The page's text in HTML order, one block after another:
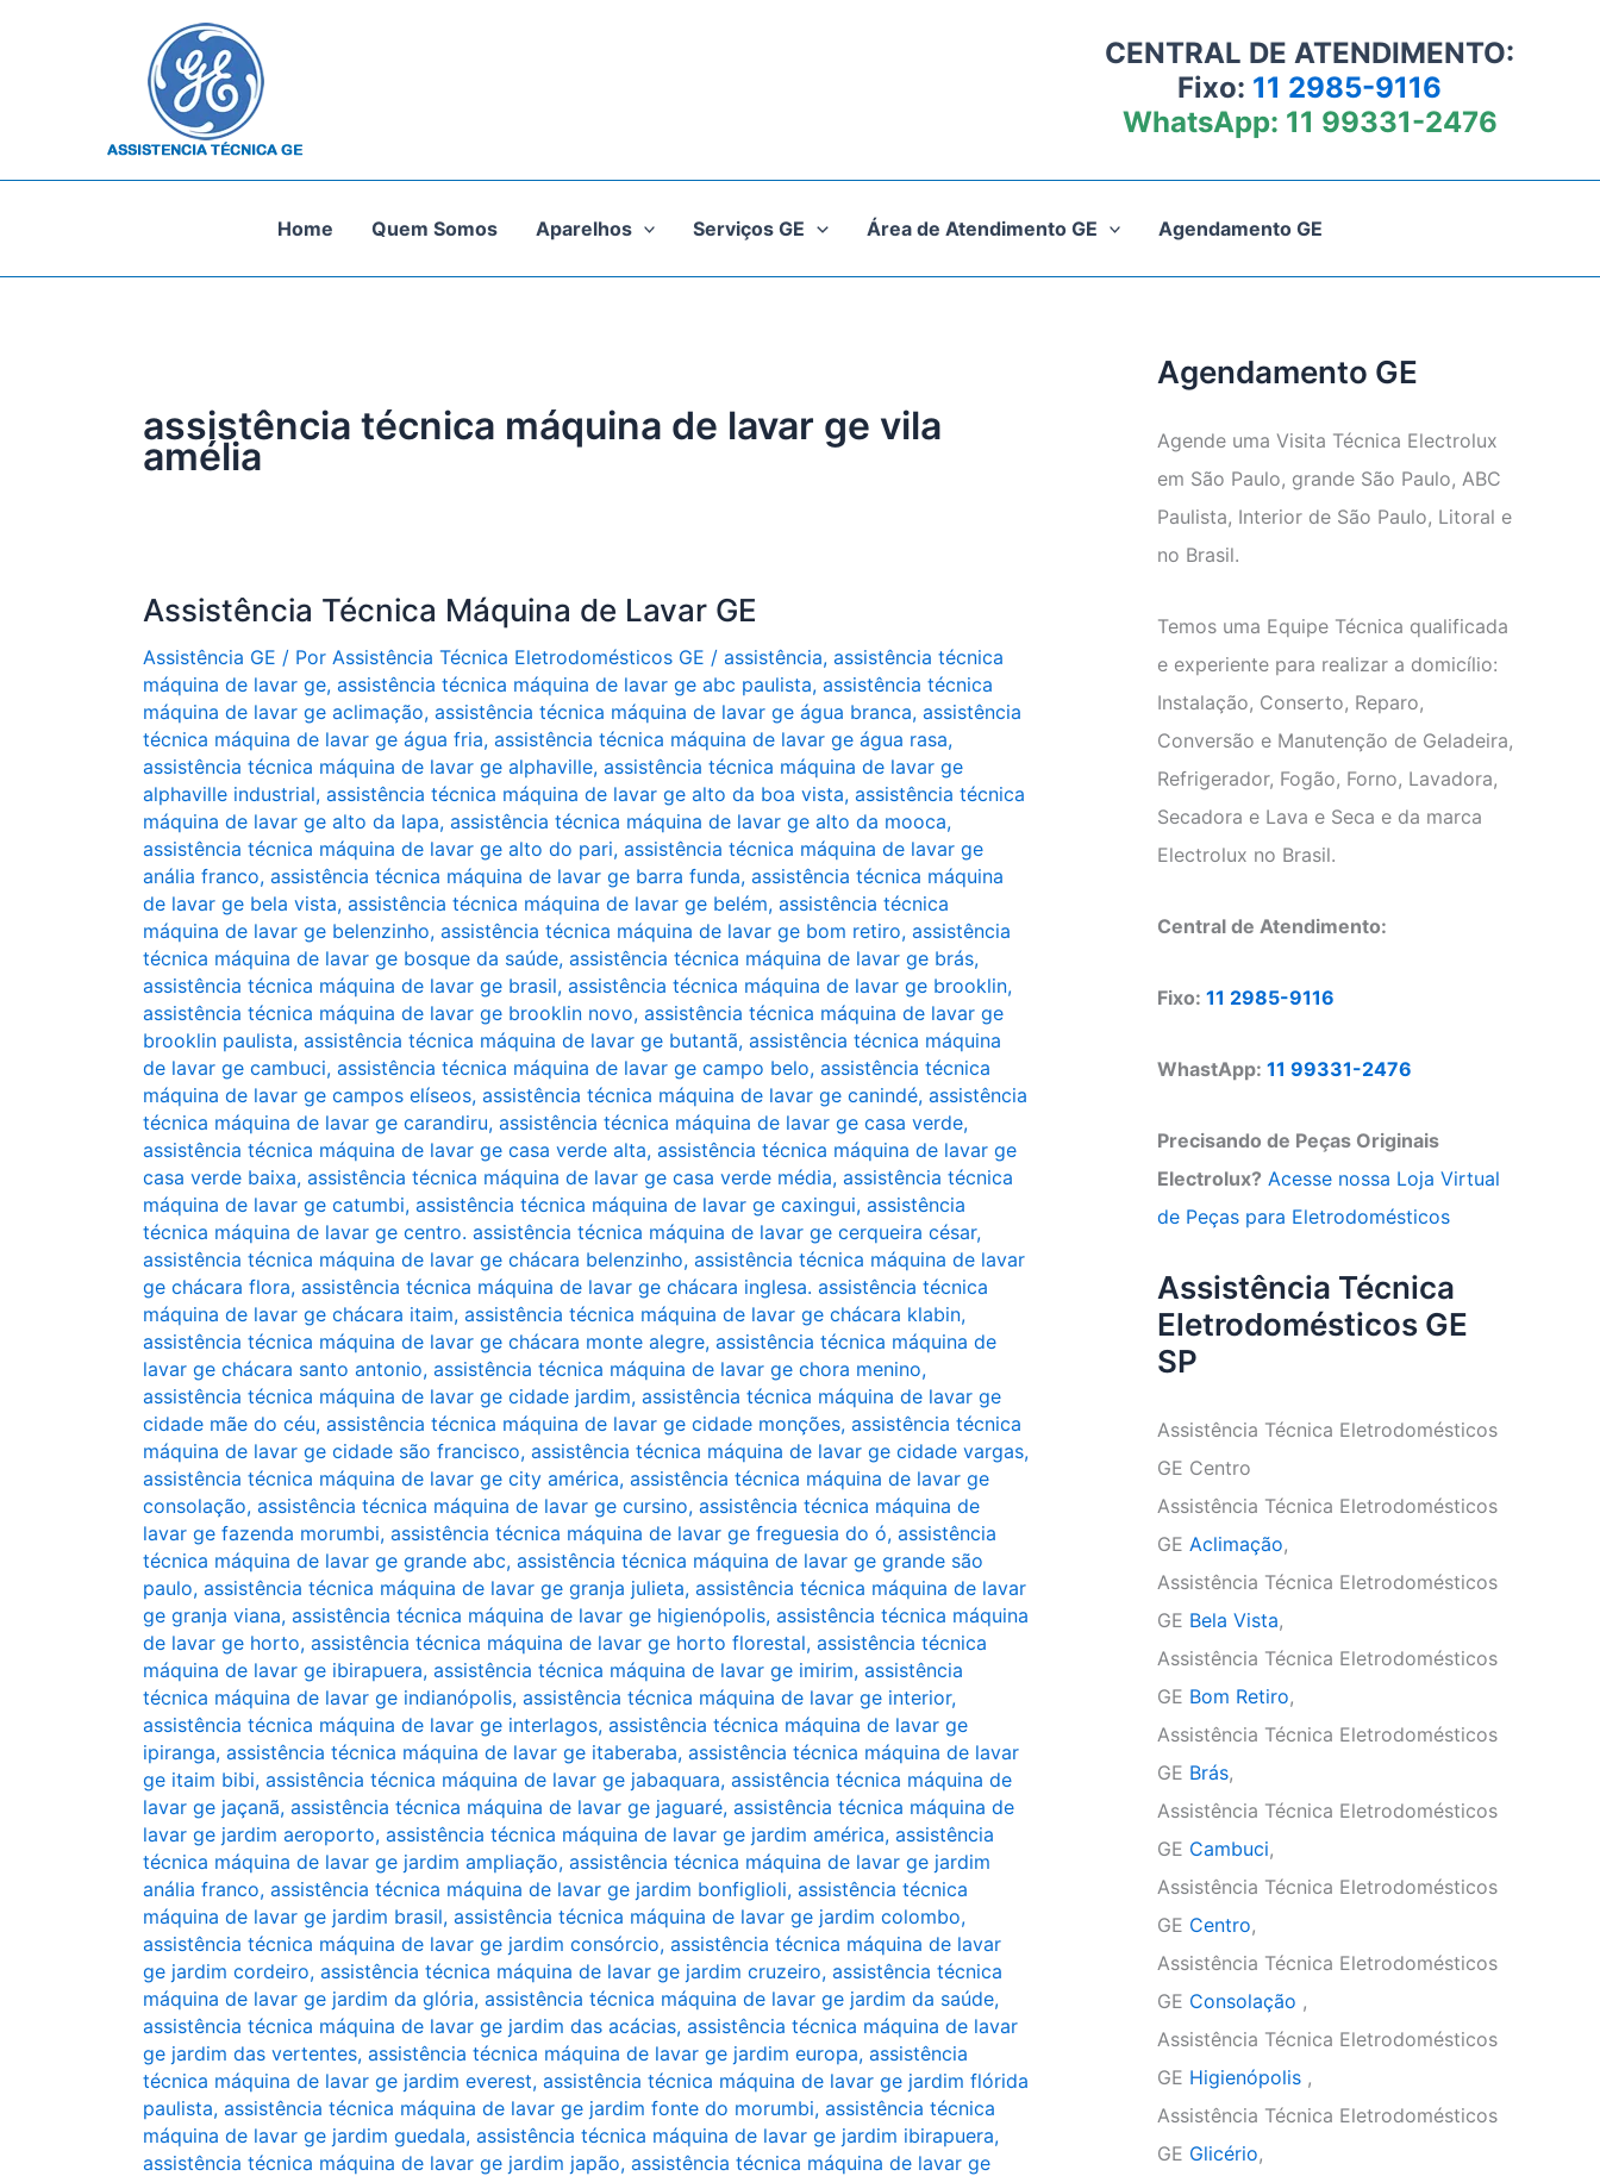
CENTRAL DE ATENDIMENTO:
Fixo: 11 2985-9116
WhatsApp: 11 99331-2476
Home Quem Somos Aparelhos Serviços GE Área de Atendimento GE Agendamento GE
assistência técnica máquina de lavar ge vila
amélia
Assistência Técnica Máquina de Lavar GE
Assistência GE / Por Assistência Técnica Eletrodomésticos GE / assistência, assistência técnica
máquina de lavar ge, assistência técnica máquina de lavar ge abc paulista, assistência técnica
máquina de lavar ge aclimação, assistência técnica máquina de lavar ge água branca, assistência
técnica máquina de lavar ge água fria, assistência técnica máquina de lavar ge água rasa,
assistência técnica máquina de lavar ge alphaville, assistência técnica máquina de lavar ge
alphaville industrial, assistência técnica máquina de lavar ge alto da boa vista, assistência técnica
máquina de lavar ge alto da lapa, assistência técnica máquina de lavar ge alto da mooca,
assistência técnica máquina de lavar ge alto do pari, assistência técnica máquina de lavar ge
anália franco, assistência técnica máquina de lavar ge barra funda, assistência técnica máquina
de lavar ge bela vista, assistência técnica máquina de lavar ge belém, assistência técnica
máquina de lavar ge belenzinho, assistência técnica máquina de lavar ge bom retiro, assistência
técnica máquina de lavar ge bosque da saúde, assistência técnica máquina de lavar ge brás,
assistência técnica máquina de lavar ge brasil, assistência técnica máquina de lavar ge brooklin,
assistência técnica máquina de lavar ge brooklin novo, assistência técnica máquina de lavar ge
brooklin paulista, assistência técnica máquina de lavar ge butantã, assistência técnica máquina
de lavar ge cambuci, assistência técnica máquina de lavar ge campo belo, assistência técnica
máquina de lavar ge campos elíseos, assistência técnica máquina de lavar ge canindé, assistência
técnica máquina de lavar ge carandiru, assistência técnica máquina de lavar ge casa verde,
assistência técnica máquina de lavar ge casa verde alta, assistência técnica máquina de lavar ge
casa verde baixa, assistência técnica máquina de lavar ge casa verde média, assistência técnica
máquina de lavar ge catumbi, assistência técnica máquina de lavar ge caxingui, assistência
técnica máquina de lavar ge centro. assistência técnica máquina de lavar ge cerqueira césar,
assistência técnica máquina de lavar ge chácara belenzinho, assistência técnica máquina de lavar
ge chácara flora, assistência técnica máquina de lavar ge chácara inglesa. assistência técnica
máquina de lavar ge chácara itaim, assistência técnica máquina de lavar ge chácara klabin,
assistência técnica máquina de lavar ge chácara monte alegre, assistência técnica máquina de
lavar ge chácara santo antonio, assistência técnica máquina de lavar ge chora menino,
assistência técnica máquina de lavar ge cidade jardim, assistência técnica máquina de lavar ge
cidade mãe do céu, assistência técnica máquina de lavar ge cidade monções, assistência técnica
máquina de lavar ge cidade são francisco, assistência técnica máquina de lavar ge cidade vargas,
assistência técnica máquina de lavar ge city américa, assistência técnica máquina de lavar ge
consolação, assistência técnica máquina de lavar ge cursino, assistência técnica máquina de
lavar ge fazenda morumbi, assistência técnica máquina de lavar ge freguesia do ó, assistência
técnica máquina de lavar ge grande abc, assistência técnica máquina de lavar ge grande são
paulo, assistência técnica máquina de lavar ge granja julieta, assistência técnica máquina de lavar
ge granja viana, assistência técnica máquina de lavar ge higienópolis, assistência técnica máquina
de lavar ge horto, assistência técnica máquina de lavar ge horto florestal, assistência técnica
máquina de lavar ge ibirapuera, assistência técnica máquina de lavar ge imirim, assistência
técnica máquina de lavar ge indianópolis, assistência técnica máquina de lavar ge interior,
assistência técnica máquina de lavar ge interlagos, assistência técnica máquina de lavar ge
ipiranga, assistência técnica máquina de lavar ge itaberaba, assistência técnica máquina de lavar
ge itaim bibi, assistência técnica máquina de lavar ge jabaquara, assistência técnica máquina de
lavar ge jaçanã, assistência técnica máquina de lavar ge jaguaré, assistência técnica máquina de
lavar ge jardim aeroporto, assistência técnica máquina de lavar ge jardim américa, assistência
técnica máquina de lavar ge jardim ampliação, assistência técnica máquina de lavar ge jardim
anália franco, assistência técnica máquina de lavar ge jardim bonfiglioli, assistência técnica
máquina de lavar ge jardim brasil, assistência técnica máquina de lavar ge jardim colombo,
assistência técnica máquina de lavar ge jardim consórcio, assistência técnica máquina de lavar
ge jardim cordeiro, assistência técnica máquina de lavar ge jardim cruzeiro, assistência técnica
máquina de lavar ge jardim da glória, assistência técnica máquina de lavar ge jardim da saúde,
assistência técnica máquina de lavar ge jardim das acácias, assistência técnica máquina de lavar
ge jardim das vertentes, assistência técnica máquina de lavar ge jardim europa, assistência
técnica máquina de lavar ge jardim everest, assistência técnica máquina de lavar ge jardim flórida
paulista, assistência técnica máquina de lavar ge jardim fonte do morumbi, assistência técnica
máquina de lavar ge jardim guedala, assistência técnica máquina de lavar ge jardim ibirapuera,
assistência técnica máquina de lavar ge jardim japão, assistência técnica máquina de lavar ge
Agendamento GE
Agende uma Visita Técnica Electrolux
em São Paulo, grande São Paulo, ABC
Paulista, Interior de São Paulo, Litoral e
no Brasil.
Temos uma Equipe Técnica qualificada
e experiente para realizar a domicílio:
Instalação, Conserto, Reparo,
Conversão e Manutenção de Geladeira,
Refrigerador, Fogão, Forno, Lavadora,
Secadora e Lava e Seca e da marca
Electrolux no Brasil.
Central de Atendimento:
Fixo: 11 2985-9116
WhastApp: 11 99331-2476
Precisando de Peças Originais
Electrolux? Acesse nossa Loja Virtual
de Peças para Eletrodomésticos
Assistência Técnica
Eletrodomésticos GE
SP
Assistência Técnica Eletrodomésticos
GE Centro
Assistência Técnica Eletrodomésticos
GE Aclimação,
Assistência Técnica Eletrodomésticos
GE Bela Vista,
Assistência Técnica Eletrodomésticos
GE Bom Retiro,
Assistência Técnica Eletrodomésticos
GE Brás,
Assistência Técnica Eletrodomésticos
GE Cambuci,
Assistência Técnica Eletrodomésticos
GE Centro,
Assistência Técnica Eletrodomésticos
GE Consolação ,
Assistência Técnica Eletrodomésticos
GE Higienópolis ,
Assistência Técnica Eletrodomésticos
GE Glicério,